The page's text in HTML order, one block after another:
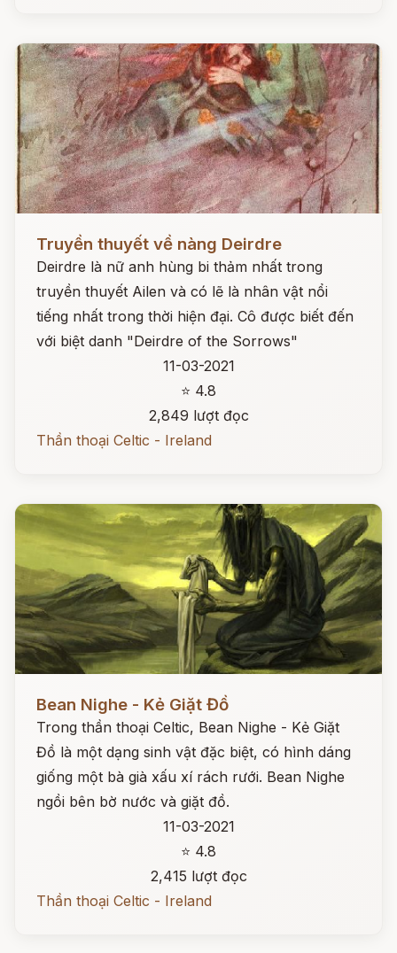
Đọc ngay
Truyền thuyết về nàng Deirdre
Deirdre là nữ anh hùng bi thảm nhất trong
truyền thuyết Ailen và có lẽ là nhân vật nổi
tiếng nhất trong thời hiện đại. Cô được biết đến
với biệt danh "Deirdre of the Sorrows"
11-03-2021
⭐ 4.8
2,849 lượt đọc
Thần thoại Celtic - Ireland
Bean Nighe - Kẻ Giặt Đồ
Trong thần thoại Celtic, Bean Nighe - Kẻ Giặt
Đồ là một dạng sinh vật đặc biệt, có hình dáng
giống một bà già xấu xí rách rưới. Bean Nighe
ngồi bên bờ nước và giặt đồ.
11-03-2021
⭐ 4.8
2,415 lượt đọc
Thần thoại Celtic - Ireland